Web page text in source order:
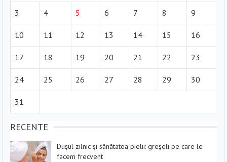
3 4 5 6 7 8 9
10 11 12 13 14 15 16
17 18 19 20 21 22 23
24 25 26 27 28 29 30
31
RECENTE
Dușul zilnic și sănătatea pielii: greșeli pe care le
facem frecvent